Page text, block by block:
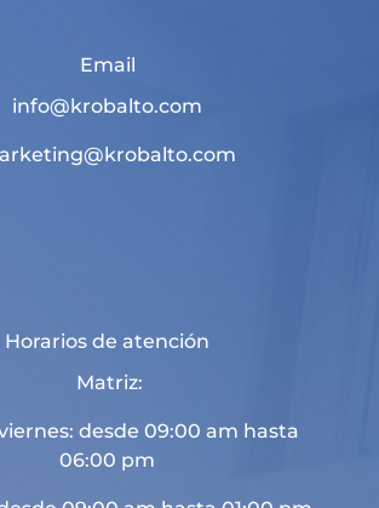
Email
info@krobalto.com
Horarios de atención
Matriz:
desde 09:00 am hasta
06:00 pm